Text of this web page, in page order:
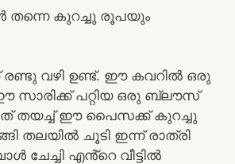
കുറച്ചു രൂപയും
രണ്ടു വഴി ഉണ്ട്. ഈ കവറിൽ ഒരു
പറ്റിയ ഒരു ബ്ലൗസ്
തയച്ച് ഈ പൈസക്ക് കുറച്ചു
തലയിൽ ചൂടി ഇന്ന് രാത്രി
ചേച്ചി എൻ്റെ വീട്ടിൽ